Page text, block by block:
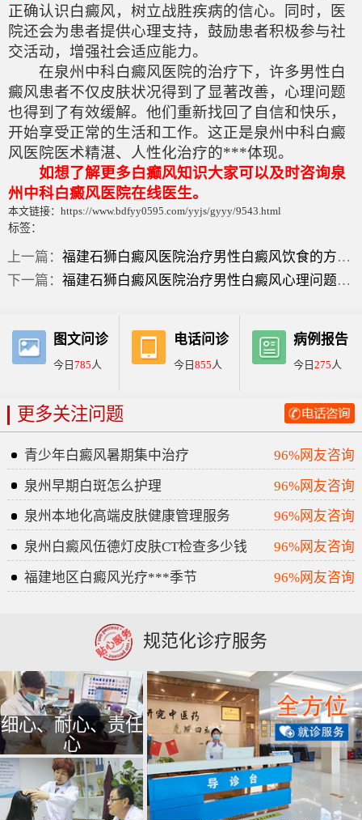
正确认识白癜风，树立战胜疾病的信心。同时，医
院还会为患者提供心理支持，鼓励患者积极参与社
交活动，增强社会适应能力。
在泉州中科白癜风医院的治疗下，许多男性白
癜风患者不仅皮肤状况得到了显著改善，心理问题
也得到了有效缓解。他们重新找回了自信和快乐，
开始享受正常的生活和工作。这正是泉州中科白癜
风医院医术精湛、人性化治疗的***体现。
如想了解更多白癫风知识大家可以及时咨询泉
州中科白癜风医院在线医生。
本文链接：https://www.bdfyy0595.com/yyjs/gyyy/9543.html
标签：
上一篇：福建石狮白癜风医院治疗男性白癜风饮食的方法有哪些呢??
下一篇：福建石狮白癜风医院治疗男性白癜风心理问题的方法有何不同?
图文问诊
今日785人
电话问诊
今日 855人
病例报告
今日275人
更多关注问题
青少年白癜风暑期集中治疗
96%网友咨询
泉州早期白斑怎么护理
96%网友咨询
泉州本地化高端皮肤健康管理服务
96%网友咨询
泉州白癜风伍德灯皮肤CT检查多少钱
96%网友咨询
福建地区白癜风光疗***季节
96%网友咨询
规范化诊疗服务
细心、耐心、责任
心